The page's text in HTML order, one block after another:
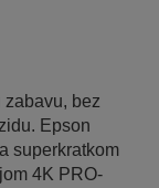
bez
Epson
superkratkom
4K PRO-